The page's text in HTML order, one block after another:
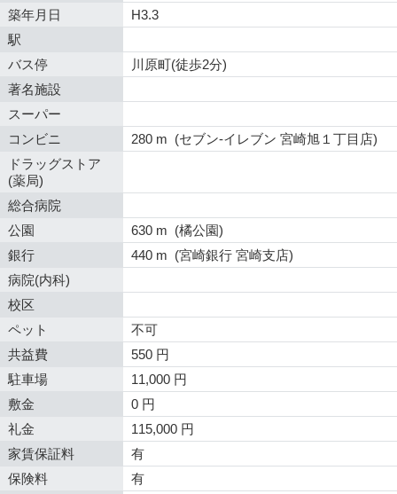
築年月日
H3.3
駅
バス停
川原町(徒歩2分)
著名施設
スーパー
コンビニ
280 m (セブン-イレブン 宮崎旭１丁目店)
ドラッグストア
(薬局)
総合病院
公園
630 m (橘公園)
銀行
440 m (宮崎銀行 宮崎支店)
病院(内科)
校区
ペット
不可
共益費
550 円
駐車場
11,000 円
敷金
0 円
礼金
115,000 円
家賃保証料
有
保険料
有